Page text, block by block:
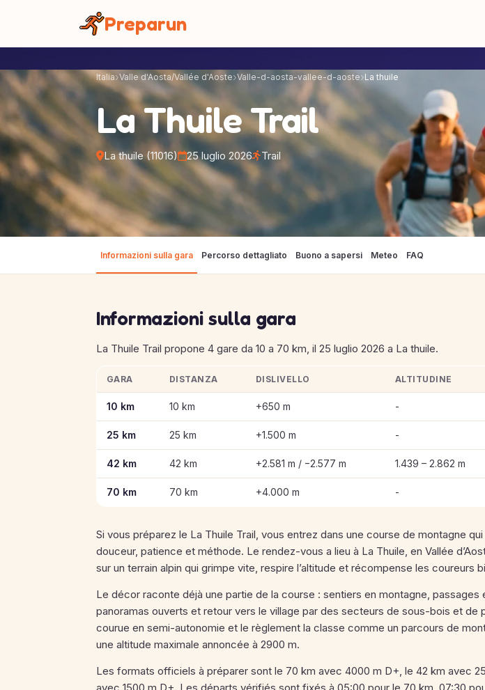
Preparun
Italia Valle d'Aosta/Vallée d'Aoste Valle-d-aosta-vallee-d-aoste La thuile
La Thuile Trail
La thuile (11016) 25 luglio 2026 Trail
Informazioni sulla gara Percorso dettagliato Buono a sapersi Meteo FAQ
Informazioni sulla gara
La Thuile Trail propone 4 gare da 10 a 70 km, il 25 luglio 2026 a La thuile.
Informazioni chiave sulle gare di La Thuile Trail
GARA DISTANZA DISLIVELLO ALTITUDINE
10 km 10 km +650 m -
25 km 25 km +1.500 m -
42 km 42 km +2.581 m / −2.577 m 1.439 – 2.862 m
70 km 70 km +4.000 m -
Si vous préparez le La Thuile Trail, vous entrez dans une course de montagne
douceur, patience et méthode. Le rendez-vous a lieu à La Thuile, en Vallée
sur un terrain alpin qui grimpe vite, respire l’altitude et récompense les coureurs
Le décor raconte déjà une partie de la course : sentiers en montagne, passages
panoramas ouverts et retour vers le village par des secteurs de sous-bois et de
courue en semi-autonomie et le règlement la classe comme un parcours de
une altitude maximale annoncée à 2900 m.
Les formats officiels à préparer sont le 70 km avec 4000 m D+, le 42 km avec